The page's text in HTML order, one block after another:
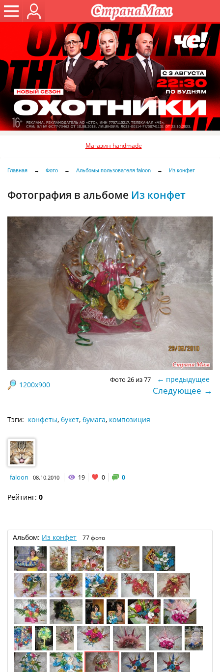
Магазин handmade
Главная → Фото → Альбомы пользователя faloon → Из конфет
Фотография в альбоме Из конфет
1200x900
Фото 26 из 77 ← предыдущее
Следующее →
Тэги: конфеты, букет, бумага, композиция
faloon 08.10.2010 19 0 0
Рейтинг: 0
Альбом: Из конфет 77 фото